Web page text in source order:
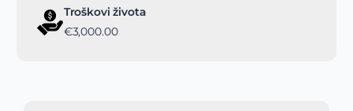
Troškovi života
€3,000.00